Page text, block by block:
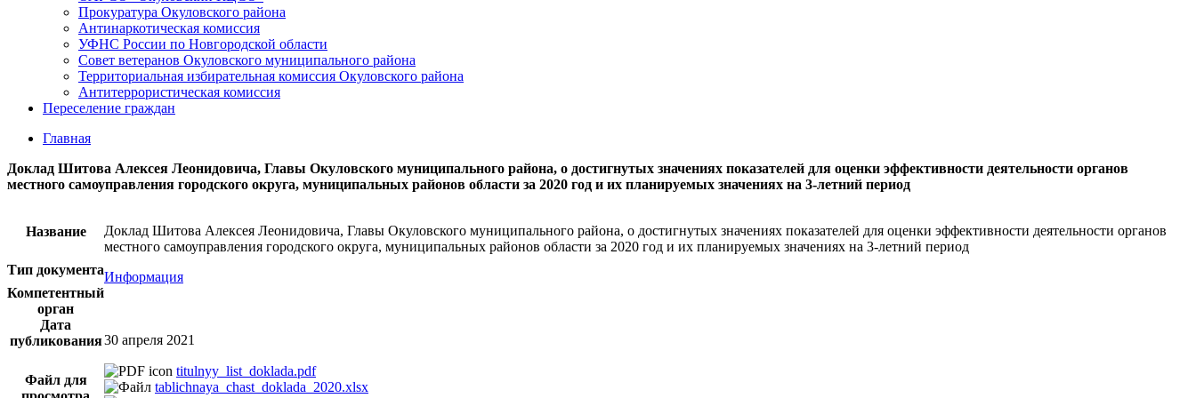
Прокуратура Окуловского района
Антинаркотическая комиссия
УФНС России по Новгородской области
Совет ветеранов Окуловского муниципального района
Территориальная избирательная комиссия Окуловского района
Антитеррористическая комиссия
Переселение граждан
Главная
Доклад Шитова Алексея Леонидовича, Главы Окуловского муниципального района, о достигнутых значениях показателей для оценки эффективности деятельности органов
местного самоуправления городского округа, муниципальных районов области за 2020 год и их планируемых значениях на 3-летний период
Название
Доклад Шитова Алексея Леонидовича, Главы Окуловского муниципального района, о достигнутых значениях показателей для оценки эффективности деятельности органов
местного самоуправления городского округа, муниципальных районов области за 2020 год и их планируемых значениях на 3-летний период
Тип документаИнформация
Компетентный
орган
Дата
публикования30 апреля 2021
Файл для
titulnyy_list_doklada.pdf
tablichnaya_chast_doklada_2020.xlsx